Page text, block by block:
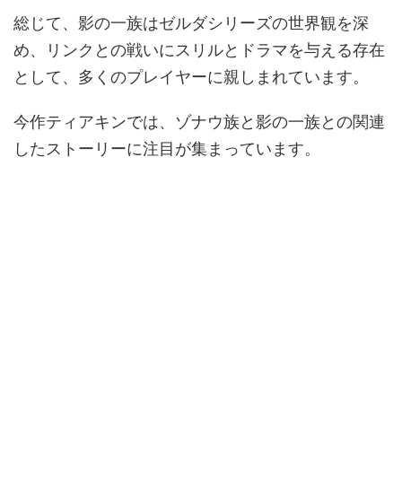
総じて、影の一族はゼルダシリーズの世界観を深
め、リンクとの戦いにスリルとドラマを与える存在
として、多くのプレイヤーに親しまれています。
今作ティアキンでは、ゾナウ族と影の一族との関連
したストーリーに注目が集まっています。